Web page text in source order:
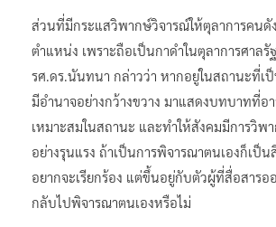
ส่วนที่มีกระแสวิพากษ์วิจารณ์ให้ตุลาการคนดั
ตำแหน่ง เพราะถือเป็นกาดำในตุลาการศาล
รศ.ดร.นันทนา กล่าวว่า หากอยู่ในสถานะที่เ
มีอำนาจอย่างกว้างขวาง มาแสดงบทบาทที่อ
เหมาะสมในสถานะ และทำให้สังคมมีการวิพ
อย่างรุนแรง ถ้าเป็นการพิจารณาตนเองก็เป็
อยากจะเรียกร้อง แต่ขึ้นอยู่กับตัวผู้ที่สื่อสารอ
กลับไปพิจารณาตนเองหรือไม่